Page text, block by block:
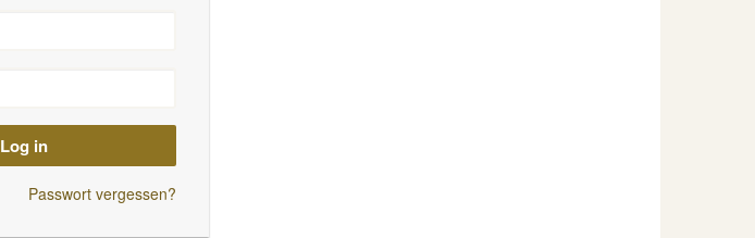
Log in
Passwort vergessen?